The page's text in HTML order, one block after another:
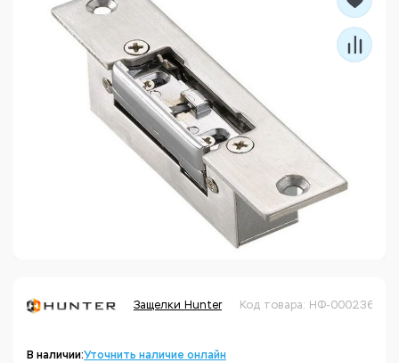
Защелки Hunter Код товара: НФ-00023684
В наличии:Уточнить наличие онлайн